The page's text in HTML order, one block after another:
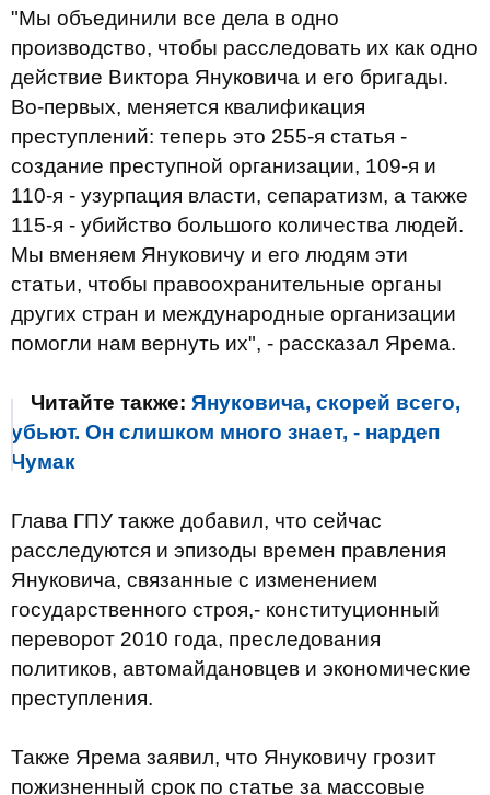
"Мы объединили все дела в одно
производство, чтобы расследовать их как одно
действие Виктора Януковича и его бригады.
Во-первых, меняется квалификация
преступлений: теперь это 255-я статья -
создание преступной организации, 109-я и
110-я - узурпация власти, сепаратизм, а также
115-я - убийство большого количества людей.
Мы вменяем Януковичу и его людям эти
статьи, чтобы правоохранительные органы
других стран и международные организации
помогли нам вернуть их", - рассказал Ярема.
Читайте также: Януковича, скорей всего,
убьют. Он слишком много знает, - нардеп
Чумак
Глава ГПУ также добавил, что сейчас
расследуются и эпизоды времен правления
Януковича, связанные с изменением
государственного строя,- конституционный
переворот 2010 года, преследования
политиков, автомайдановцев и экономические
преступления.
Также Ярема заявил, что Януковичу грозит
пожизненный срок по статье за массовые